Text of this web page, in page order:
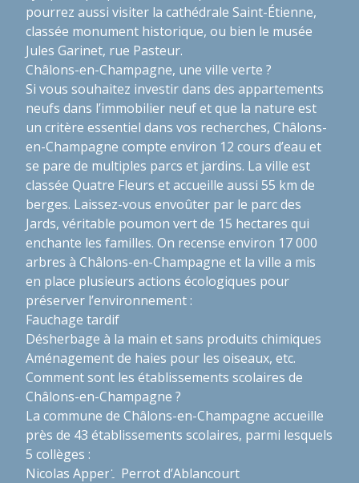
pourrez aussi visiter la cathédrale Saint-Étienne,
classée monument historique, ou bien le musée
Jules Garinet, rue Pasteur.
Châlons-en-Champagne, une ville verte ?
Si vous souhaitez investir dans des appartements
neufs dans l’immobilier neuf et que la nature est
un critère essentiel dans vos recherches, Châlons-
en-Champagne compte environ 12 cours d’eau et
se pare de multiples parcs et jardins. La ville est
classée Quatre Fleurs et accueille aussi 55 km de
berges. Laissez-vous envoûter par le parc des
Jards, véritable poumon vert de 15 hectares qui
enchante les familles. On recense environ 17 000
arbres à Châlons-en-Champagne et la ville a mis
en place plusieurs actions écologiques pour
préserver l’environnement :
Fauchage tardif
Désherbage à la main et sans produits chimiques
Aménagement de haies pour les oiseaux, etc.
Comment sont les établissements scolaires de
Châlons-en-Champagne ?
La commune de Châlons-en-Champagne accueille
près de 43 établissements scolaires, parmi lesquels
5 collèges :
Nicolas Appert Perrot d’Ablancourt